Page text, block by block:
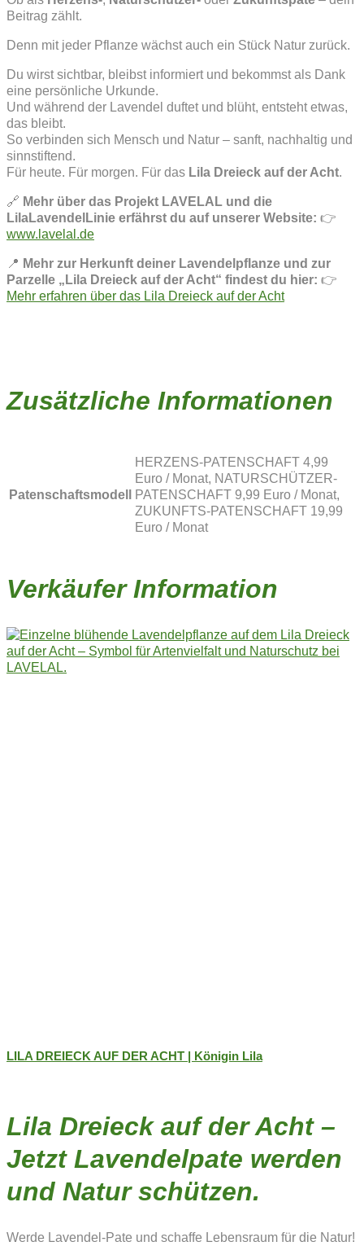
Beitrag zählt.
Denn mit jeder Pflanze wächst auch ein Stück Natur zurück.
Du wirst sichtbar, bleibst informiert und bekommst als Dank
eine persönliche Urkunde.
Und während der Lavendel duftet und blüht, entsteht etwas,
das bleibt.
So verbinden sich Mensch und Natur – sanft, nachhaltig und
sinnstiftend.
Für heute. Für morgen. Für das Lila Dreieck auf der Acht.
🔗 Mehr über das Projekt LAVELAL und die
LilaLavendelLinie erfährst du auf unserer Website: 👉
www.lavelal.de
📍 Mehr zur Herkunft deiner Lavendelpflanze und zur
Parzelle „Lila Dreieck auf der Acht“ findest du hier: 👉
Mehr erfahren über das Lila Dreieck auf der Acht
Zusätzliche Informationen
Patenschaftsmodell
HERZENS-PATENSCHAFT 4,99
Euro / Monat, NATURSCHÜTZER-
PATENSCHAFT 9,99 Euro / Monat,
ZUKUNFTS-PATENSCHAFT 19,99
Euro / Monat
Verkäufer Information
LILA DREIECK AUF DER ACHT | Königin Lila
Lila Dreieck auf der Acht –
Jetzt Lavendelpate werden
und Natur schützen.
Werde Lavendel-Pate und schaffe Lebensraum für die Natur!